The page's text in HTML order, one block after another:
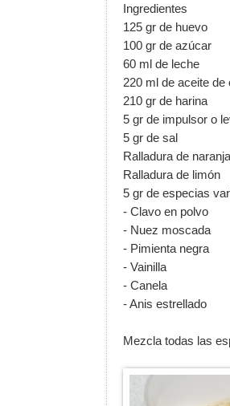
Ingredientes
125 gr de huevo
100 gr de azúcar
60 ml de leche
220 ml de aceite de
210 gr de harina
5 gr de impulsor o
5 gr de sal
Ralladura de naranja
Ralladura de limón
5 gr de especias
- Clavo en polvo
- Nuez moscada
- Pimienta negra
- Vainilla
- Canela
- Anis estrellado
Mezcla todas las